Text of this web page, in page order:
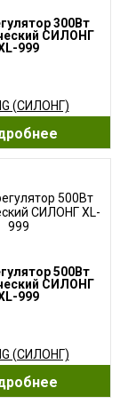
300Вт
СИЛОНГ
999
(СИЛОНГ)
500Вт
СИЛОНГ
999
(СИЛОНГ)